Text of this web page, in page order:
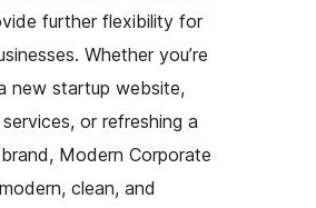
further flexibility for
Whether you’re
new startup website,
or refreshing a
Modern Corporate
clean, and